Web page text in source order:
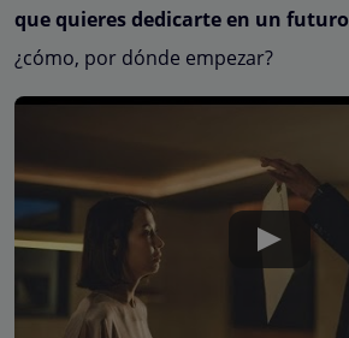
que quieres dedicarte en un futuro
¿cómo, por dónde empezar?